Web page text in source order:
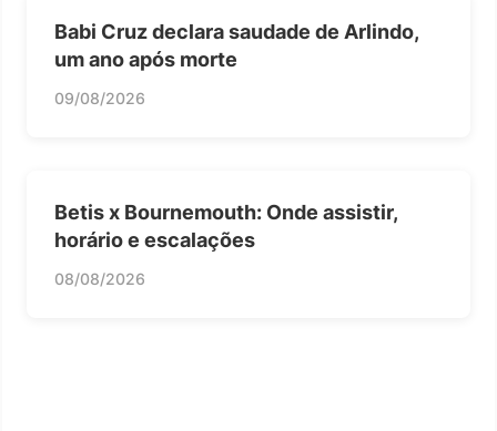
Babi Cruz declara saudade de Arlindo,
um ano após morte
09/08/2026
Betis x Bournemouth: Onde assistir,
horário e escalações
08/08/2026